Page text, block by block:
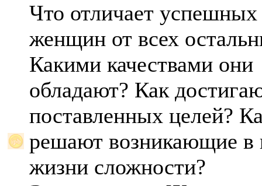
Что отличает успешных
женщин от всех
Какими качествами они
обладают? Как
поставленных целей?
решают возникающие в
жизни сложности?